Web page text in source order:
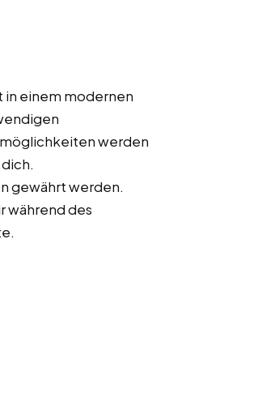
in einem modernen
werden
gewährt werden.
während des